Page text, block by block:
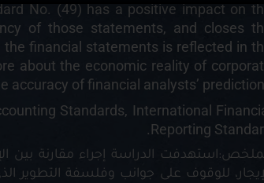
No. (49) has a positive impact on
of those statements, and closes
financial statements is reflected in
about the economic reality of
of financial analysts’
Standards, International
Reporting
الدراسة إجراء مقارنة بين
للوقوف على جوانب وفلسفة التطوير